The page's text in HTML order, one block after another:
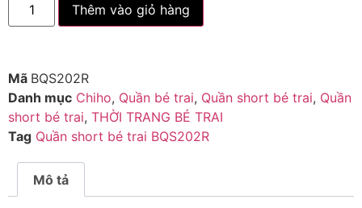
Thêm vào giỏ hàng
Mã BQS202R
Danh mục Chiho, Quần bé trai, Quần short bé trai, Quần
short bé trai, THỜI TRANG BÉ TRAI
Tag Quần short bé trai BQS202R
Mô tả